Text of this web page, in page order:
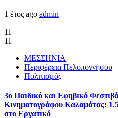
1 έτος ago admin
11
11
ΜΕΣΣΗΝΙΑ
Περιφέρεια Πελοποννήσου
Πολιτισμός
3ο Παιδικό και Εφηβικό
Κινηματογράφου Καλαμάτας:
στο Εργατικό